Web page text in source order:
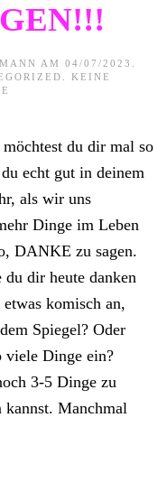
AM 04/07/2023
KEINE
DIR
RICHTIG
SAGEN!!!
du dir mal so
echt gut in deinem
als wir uns
Dinge im Leben
DANKE zu sagen.
dir heute danken
komisch an,
Spiegel? Oder
viele Dinge ein?
3-5 Dinge zu
Manchmal